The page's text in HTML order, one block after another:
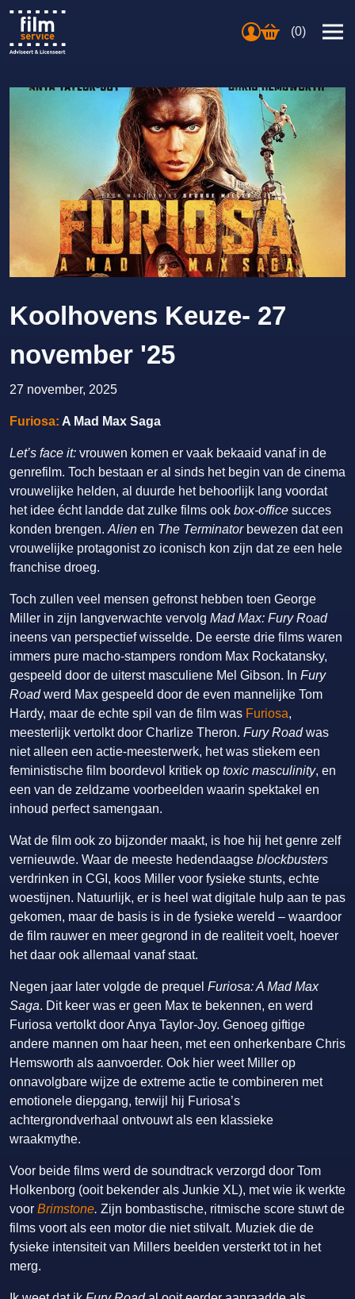
(0)
Koolhovens Keuze- 27
november '25
27 november, 2025
Furiosa: A Mad Max Saga
Let’s face it: vrouwen komen er vaak bekaaid vanaf in de
genrefilm. Toch bestaan er al sinds het begin van de cinema
vrouwelijke helden, al duurde het behoorlijk lang voordat
het idee écht landde dat zulke films ook box-office succes
konden brengen. Alien en The Terminatorbewezen dat een
vrouwelijke protagonist zo iconisch kon zijn dat ze een hele
franchise droeg.
Toch zullen veel mensen gefronst hebben toen George
Miller in zijn langverwachte vervolg Mad Max: Fury Road
ineens van perspectief wisselde. De eerste drie films waren
immers pure macho-stampers rondom Max Rockatansky,
gespeeld door de uiterst masculiene Mel Gibson. In Fury
Roadwerd Max gespeeld door de even mannelijke Tom
Hardy, maar de echte spil van de film was Furiosa,
meesterlijk vertolkt door Charlize Theron. Fury Roadwas
niet alleen een actie-meesterwerk, het was stiekem een
feministische film boordevol kritiek op toxic masculinity, en
een van de zeldzame voorbeelden waarin spektakel en
inhoud perfect samengaan.
Wat de film ook zo bijzonder maakt, is hoe hij het genre zelf
vernieuwde. Waar de meeste hedendaagse blockbusters
verdrinken in CGI, koos Miller voor fysieke stunts, echte
woestijnen. Natuurlijk, er is heel wat digitale hulp aan te pas
gekomen, maar de basis is in de fysieke wereld – waardoor
de film rauwer en meer gegrond in de realiteit voelt, hoever
het daar ook allemaal vanaf staat.
Negen jaar later volgde de prequel Furiosa: A Mad Max
Saga. Dit keer was er geen Max te bekennen, en werd
Furiosa vertolkt door Anya Taylor-Joy. Genoeg giftige
andere mannen om haar heen, met een onherkenbare Chris
Hemsworth als aanvoerder. Ook hier weet Miller op
onnavolgbare wijze de extreme actie te combineren met
emotionele diepgang, terwijl hij Furiosa’s
achtergrondverhaal ontvouwt als een klassieke
wraakmythe.
Voor beide films werd de soundtrack verzorgd door Tom
Holkenborg (ooit bekender als Junkie XL), met wie ik werkte
voor Brimstone. Zijn bombastische, ritmische score stuwt de
films voort als een motor die niet stilvalt. Muziek die de
fysieke intensiteit van Millers beelden versterkt tot in het
merg.